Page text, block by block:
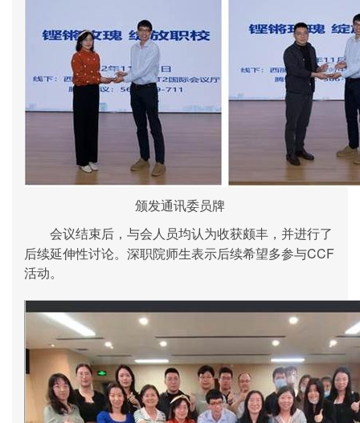
颁发通讯委员牌
会议结束后，与会人员均认为收获颇丰，并进行了
后续延伸性讨论。深职院师生表示后续希望多参与CCF
活动。